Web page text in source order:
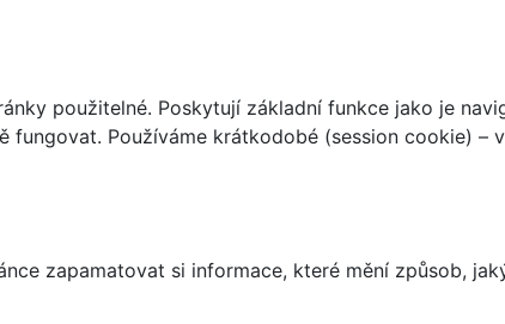
použitelné. Poskytují základní funkce jako je
fungovat. Používáme krátkodobé (session cookie)
zapamatovat si informace, které mění způsob,